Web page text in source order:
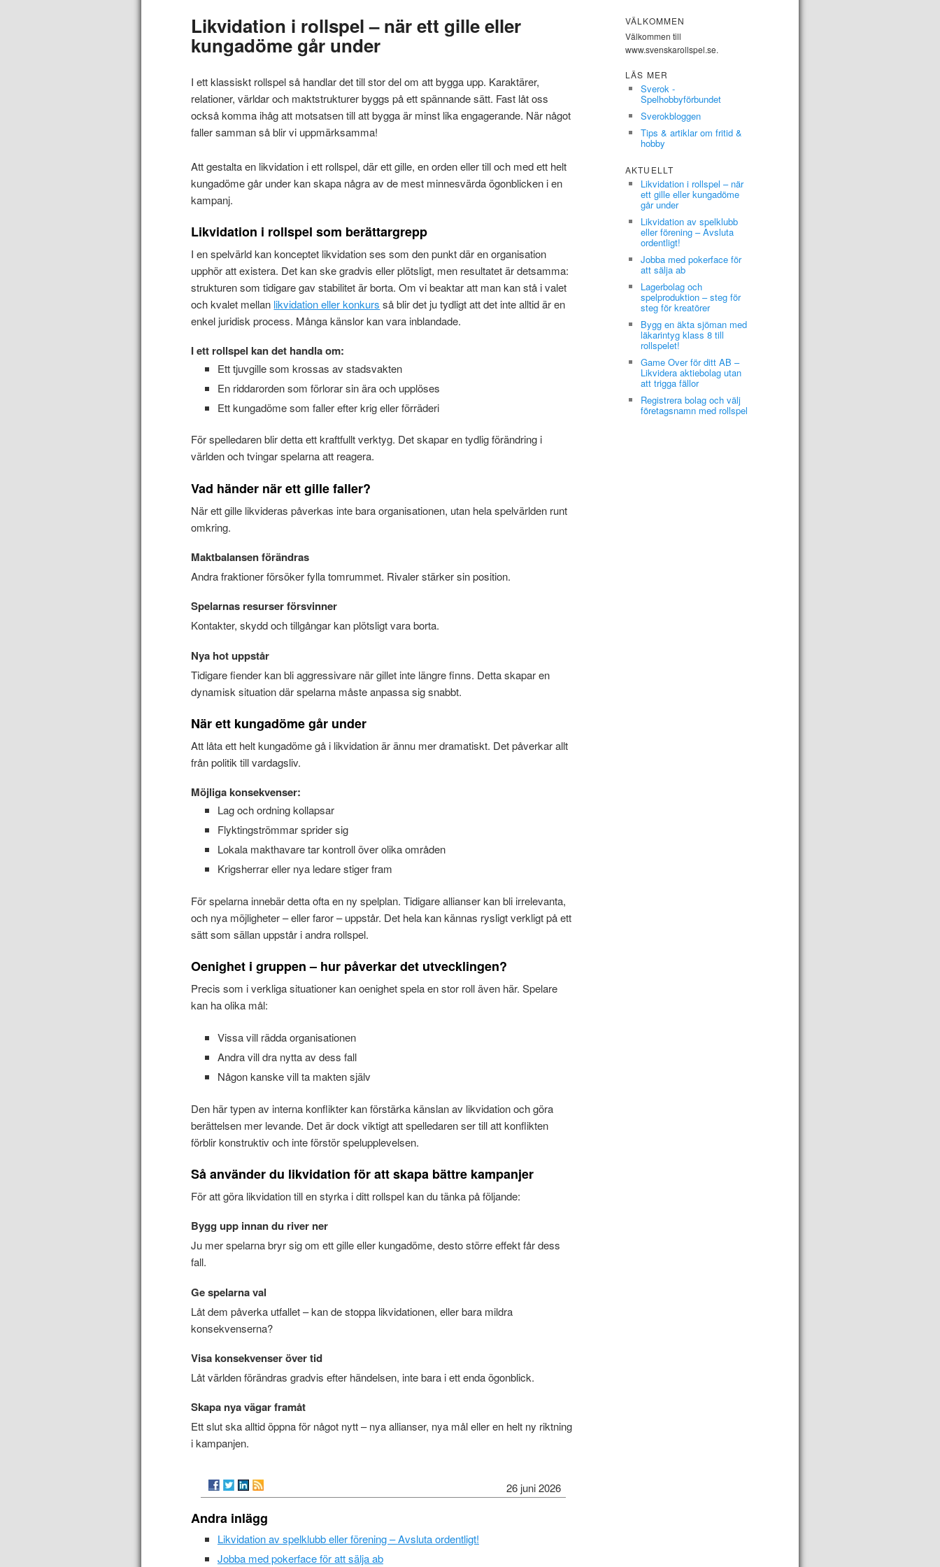
Likvidation i rollspel – när ett gille eller
kungadöme går under
I ett klassiskt rollspel så handlar det till stor del om att bygga upp. Karaktärer,
relationer, världar och maktstrukturer byggs på ett spännande sätt. Fast låt oss
också komma ihåg att motsatsen till att bygga är minst lika engagerande. När något
faller samman så blir vi uppmärksamma!
Att gestalta en likvidation i ett rollspel, där ett gille, en orden eller till och med ett helt
kungadöme går under kan skapa några av de mest minnesvärda ögonblicken i en
kampanj.
Likvidation i rollspel som berättargrepp
I en spelvärld kan konceptet likvidation ses som den punkt där en organisation
upphör att existera. Det kan ske gradvis eller plötsligt, men resultatet är detsamma:
strukturen som tidigare gav stabilitet är borta. Om vi beaktar att man kan stå i valet
och kvalet mellan likvidation eller konkurs så blir det ju tydligt att det inte alltid är en
enkel juridisk process. Många känslor kan vara inblandade.
I ett rollspel kan det handla om:
Ett tjuvgille som krossas av stadsvakten
En riddarorden som förlorar sin ära och upplöses
Ett kungadöme som faller efter krig eller förräderi
För spelledaren blir detta ett kraftfullt verktyg. Det skapar en tydlig förändring i
världen och tvingar spelarna att reagera.
Vad händer när ett gille faller?
När ett gille likvideras påverkas inte bara organisationen, utan hela spelvärlden runt
omkring.
Maktbalansen förändras
Andra fraktioner försöker fylla tomrummet. Rivaler stärker sin position.
Spelarnas resurser försvinner
Kontakter, skydd och tillgångar kan plötsligt vara borta.
Nya hot uppstår
Tidigare fiender kan bli aggressivare när gillet inte längre finns. Detta skapar en
dynamisk situation där spelarna måste anpassa sig snabbt.
När ett kungadöme går under
Att låta ett helt kungadöme gå i likvidation är ännu mer dramatiskt. Det påverkar allt
från politik till vardagsliv.
Möjliga konsekvenser:
Lag och ordning kollapsar
Flyktingströmmar sprider sig
Lokala makthavare tar kontroll över olika områden
Krigsherrar eller nya ledare stiger fram
För spelarna innebär detta ofta en ny spelplan. Tidigare allianser kan bli irrelevanta,
och nya möjligheter – eller faror – uppstår. Det hela kan kännas rysligt verkligt på ett
sätt som sällan uppstår i andra rollspel.
Oenighet i gruppen – hur påverkar det utvecklingen?
Precis som i verkliga situationer kan oenighet spela en stor roll även här. Spelare
kan ha olika mål:
Vissa vill rädda organisationen
Andra vill dra nytta av dess fall
Någon kanske vill ta makten själv
Den här typen av interna konflikter kan förstärka känslan av likvidation och göra
berättelsen mer levande. Det är dock viktigt att spelledaren ser till att konflikten
förblir konstruktiv och inte förstör spelupplevelsen.
Så använder du likvidation för att skapa bättre kampanjer
För att göra likvidation till en styrka i ditt rollspel kan du tänka på följande:
Bygg upp innan du river ner
Ju mer spelarna bryr sig om ett gille eller kungadöme, desto större effekt får dess
fall.
Ge spelarna val
Låt dem påverka utfallet – kan de stoppa likvidationen, eller bara mildra
konsekvenserna?
Visa konsekvenser över tid
Låt världen förändras gradvis efter händelsen, inte bara i ett enda ögonblick.
Skapa nya vägar framåt
Ett slut ska alltid öppna för något nytt – nya allianser, nya mål eller en helt ny riktning
i kampanjen.
26 juni 2026
Andra inlägg
Likvidation av spelklubb eller förening – Avsluta ordentligt!
Jobba med pokerface för att sälja ab
VÄLKOMMEN
Välkommen till
www.svenskarollspel.se.
LÄS MER
Sverok -
Spelhobbyförbundet
Sverokbloggen
Tips & artiklar om fritid &
hobby
AKTUELLT
Likvidation i rollspel – när
ett gille eller kungadöme
går under
Likvidation av spelklubb
eller förening – Avsluta
ordentligt!
Jobba med pokerface för
att sälja ab
Lagerbolag och
spelproduktion – steg för
steg för kreatörer
Bygg en äkta sjöman med
läkarintyg klass 8 till
rollspelet!
Game Over för ditt AB –
Likvidera aktiebolag utan
att trigga fällor
Registrera bolag och välj
företagsnamn med rollspel